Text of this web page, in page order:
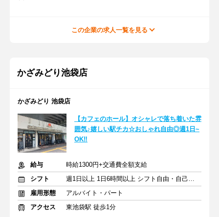
この企業の求人一覧を見る
かざみどり池袋店
かざみどり 池袋店
【カフェのホール】オシャレで落ち着いた雰
囲気♪嬉しい駅チカ☆おしゃれ自由◎週1日~
OK‼
給与
時給1300円+交通費全額支給
シフト
週1日以上 1日6時間以上 シフト自由・自己申告
雇用形態
アルバイト・パート
アクセス
東池袋駅 徒歩1分